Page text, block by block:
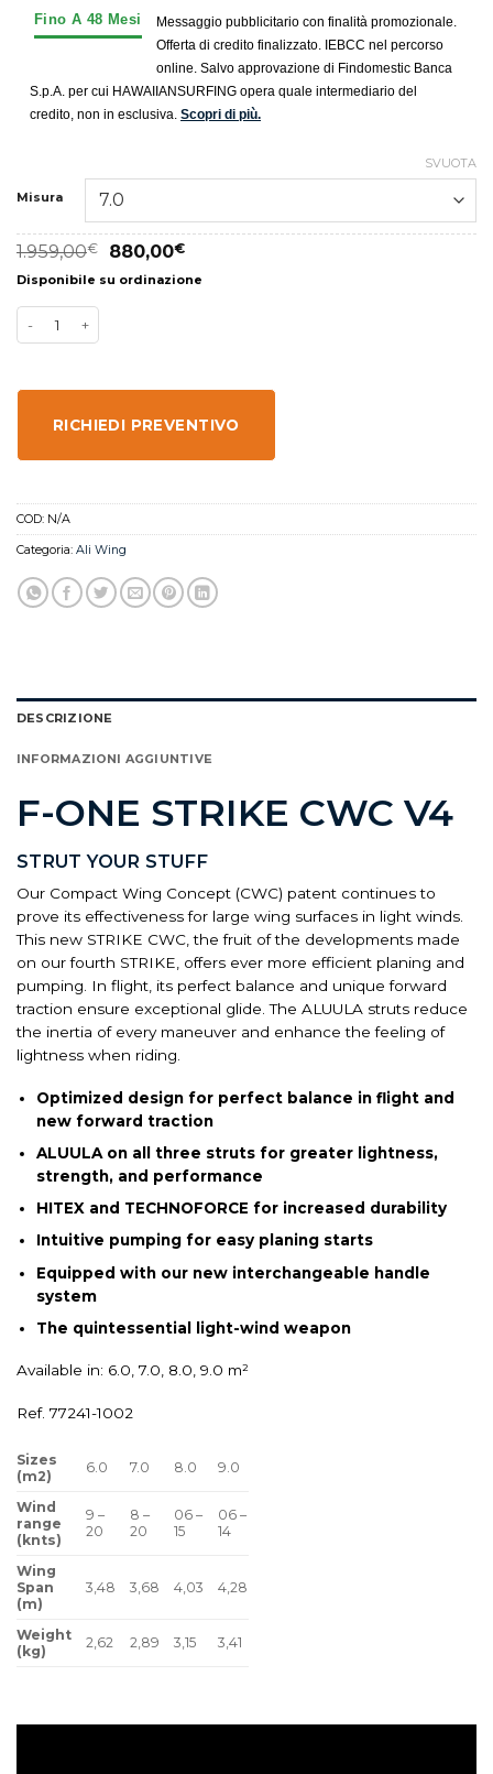
Messaggio pubblicitario con finalità promozionale.
Offerta di credito finalizzato. IEBCC nel percorso
online. Salvo approvazione di Findomestic Banca
S.p.A. per cui HAWAIIANSURFING opera quale intermediario del
credito, non in esclusiva. Scopri di più.
Misura
SVUOTA
1.959,00€ 880,00€
Disponibile su ordinazione
RICHIEDI PREVENTIVO
COD: N/A
Categoria: Ali Wing
DESCRIZIONE
INFORMAZIONI AGGIUNTIVE
F-ONE STRIKE CWC V4
STRUT YOUR STUFF
Our Compact Wing Concept (CWC) patent continues to
prove its effectiveness for large wing surfaces in light winds.
This new STRIKE CWC, the fruit of the developments made
on our fourth STRIKE, offers ever more efficient planing and
pumping. In flight, its perfect balance and unique forward
traction ensure exceptional glide. The ALUULA struts reduce
the inertia of every maneuver and enhance the feeling of
lightness when riding.
Optimized design for perfect balance in flight and
new forward traction
ALUULA on all three struts for greater lightness,
strength, and performance
HITEX and TECHNOFORCE for increased durability
Intuitive pumping for easy planing starts
Equipped with our new interchangeable handle
system
The quintessential light-wind weapon
Available in: 6.0, 7.0, 8.0, 9.0 m²
Ref. 77241-1002
Sizes
(m2)
6.0 7.0 8.0 9.0
Wind
range
(knts)
9 –
20
8 –
20
06 –
15
06 –
14
Wing
Span
(m)
3,48 3,68 4,03 4,28
Weight
(kg)
2,62 2,89 3,15 3,41